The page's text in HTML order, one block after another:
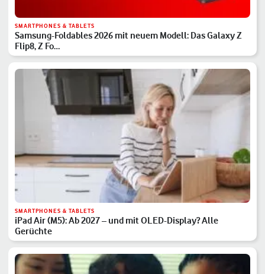
SMARTPHONES & TABLETS
Samsung-Foldables 2026 mit neuem Modell: Das Galaxy Z
Flip8, Z Fo…
SMARTPHONES & TABLETS
iPad Air (M5): Ab 2027 – und mit OLED-Display? Alle
Gerüchte